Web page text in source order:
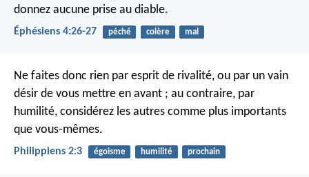
donnez aucune prise au diable.
Éphésiens 4:26-27 péché colère mal
Ne faites donc rien par esprit de rivalité, ou par un vain
désir de vous mettre en avant ; au contraire, par
humilité, considérez les autres comme plus importants
que vous-mêmes.
Philippiens 2:3 égoisme humilité prochain